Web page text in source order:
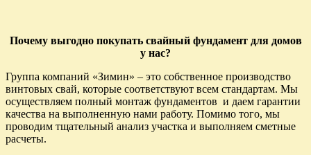
Почему выгодно покупать cвайный фундамент для домов
у нас?
Группа компаний «Зимин» – это собственное производство
винтовых свай, которые соответствуют всем стандартам. Мы
осуществляем полный монтаж фундаментов и даем гарантии
качества на выполненную нами работу. Помимо того, мы
проводим тщательный анализ участка и выполняем сметные
расчеты.